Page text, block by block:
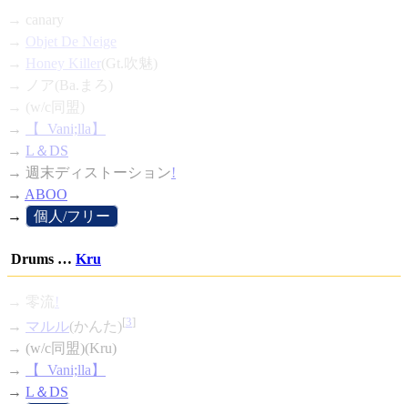
→ canary
→ Objet De Neige
→ Honey Killer (Gt.吹魅)
→ ノア(Ba.まろ)
→ (w/c同盟)
→
【_Vani;lla】
→ L＆DS
→ 週末ディストーション!
→ ABOO
→
個人/フリー
Drums … Kru
→ 零流 !
→ マルル(かんた)[3]
→ (w/c同盟)(Kru)
→
【_Vani;lla】
→ L＆DS